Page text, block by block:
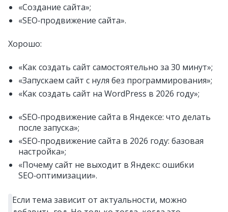
«Создание сайта»;
«SEO‑продвижение сайта».
Хорошо:
«Как создать сайт самостоятельно за 30 минут»;
«Запускаем сайт с нуля без программирования»;
«Как создать сайт на WordPress в 2026 году»;
«SEO‑продвижение сайта в Яндексе: что делать
после запуска»;
«SEO‑продвижение сайта в 2026 году: базовая
настройка»;
«Почему сайт не выходит в Яндекс: ошибки
SEO‑оптимизации».
Если тема зависит от актуальности, можно